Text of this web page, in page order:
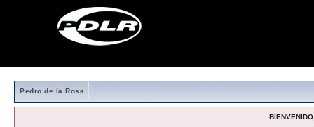
Pedro de la Rosa